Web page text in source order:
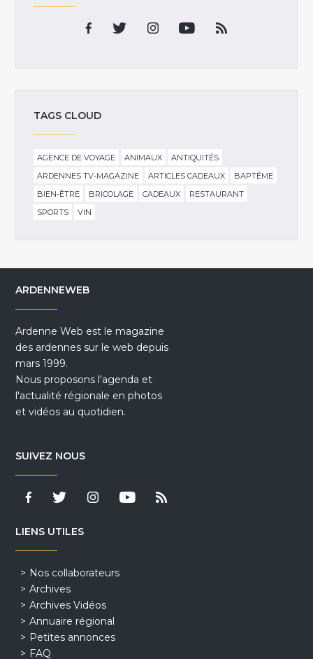
TAGS CLOUD
AGENCE DE VOYAGE ANIMAUX
ANTIQUITÉS
ARDENNES TV-MAGAZINE
ARTICLES CADEAUX
BAPTÊME
BIEN-ÊTRE
BRICOLAGE CADEAUX
RESTAURANT
SPORTS
VIN
ARDENNEWEB
Ardenne Web est le magazine
des ardennes sur le web depuis
mars 1999.
Nous proposons l'agenda et
l'actualité régionale en photos
et vidéos au quotidien.
SUIVEZ NOUS
LIENS UTILES
Nos collaborateurs
Archives
Archives Vidéos
Annuaire régional
Petites annonces
FAQ